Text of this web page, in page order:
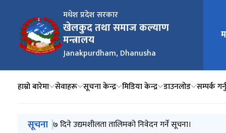
मधेश प्रदेश सरकार
खेलकुद तथा समाज कल्याण
मन्त्रालय
Janakpurdham, Dhanusha
मुख्य
हाम्रो बारेमा सेवाहरू सूचना केन्द्र मिडिया केन्द्र डाउनलोड सम्पर्क
मुख्य नेभिगेसनमा जानुहोस्
सूचना लालबन्दी दीर्घकालीन पुनर्स्थापना केन्द्रको भवन निर्माण
७ दिने उद्यमशीलता तालिमको निवेदन गर्ने सूचना।
खेलकुद सामग्रि माग गर्ने सम्बन्धी सूचना
बोलपत्र स्वीकृत गर्ने आशयको सूचना।
दरभाउपत्र स्वीकृत गर्ने आशयको सूचना